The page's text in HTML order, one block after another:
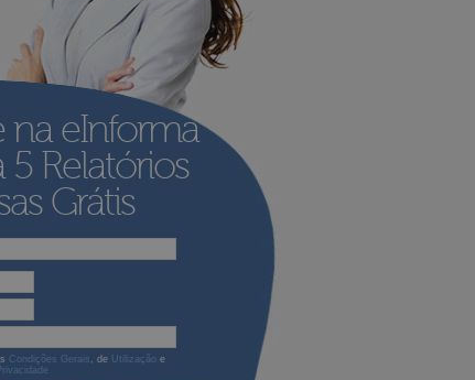
na eInforma
5 Relatórios
Grátis
Condições Gerais , de Utilização e